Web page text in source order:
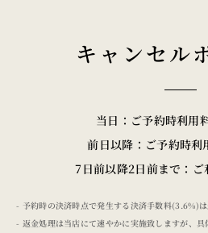
キャンセル
当日：ご予約時利用
前日以降：ご予約時利
7日前以降2日前まで：
- 予約時の決済時点で発生する決済手数料(3.6%)は
- 返金処理は当店にて速やかに実施致しますが、